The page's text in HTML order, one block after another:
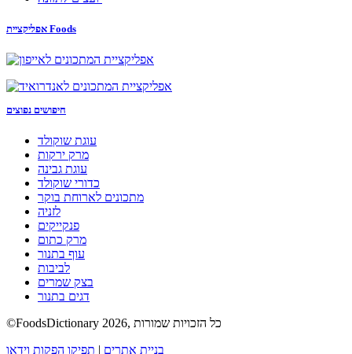
אפליקציית Foods
חיפושים נפוצים
עוגת שוקולד
מרק ירקות
עוגת גבינה
כדורי שוקולד
מתכונים לארוחת בוקר
לזניה
פנקייקים
מרק כתום
עוף בתנור
לביבות
בצק שמרים
דגים בתנור
©FoodsDictionary 2026, כל הזכויות שמורות
בניית אתרים
תפיקו הפקות וידאו